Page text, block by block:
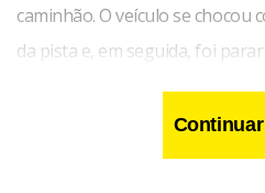
caminhão. O veículo se
da pista e, em seguida, foi